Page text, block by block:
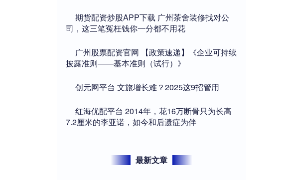
​期货配资炒股APP下载 广州茶舍装修找对公
司，这三笔冤枉钱你一分都不用花
​广州股票配资官网 【政策速递】《企业可持续
披露准则——基本准则（试行）》
​创元网平台 文旅增长难？2025这9招管用
​红海优配平台 2014年，花16万断骨只为长高
7.2厘米的李亚诺，如今和后遗症为伴
最新文章